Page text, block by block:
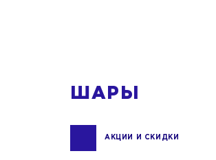
ШАРЫ
АКЦИИ И СКИДКИ